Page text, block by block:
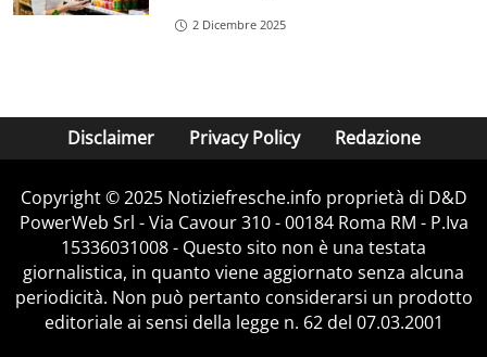
2 Dicembre 2025
Disclaimer Privacy Policy Redazione
Copyright © 2025 Notiziefresche.info proprietà di D&D
PowerWeb Srl - Via Cavour 310 - 00184 Roma RM - P.Iva
15336031008 - Questo sito non è una testata
giornalistica, in quanto viene aggiornato senza alcuna
periodicità. Non può pertanto considerarsi un prodotto
editoriale ai sensi della legge n. 62 del 07.03.2001